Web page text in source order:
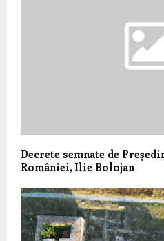
Decrete semnate de
României, Ilie Bolojan